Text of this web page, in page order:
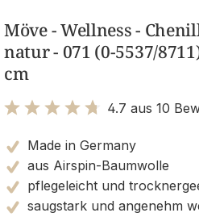
Möve - Wellness -
natur - 071 (0-5537/
cm
4.7 aus 10
Made in Germany
aus Airspin-Baumwolle
pflegeleicht und
saugstark und angenehm